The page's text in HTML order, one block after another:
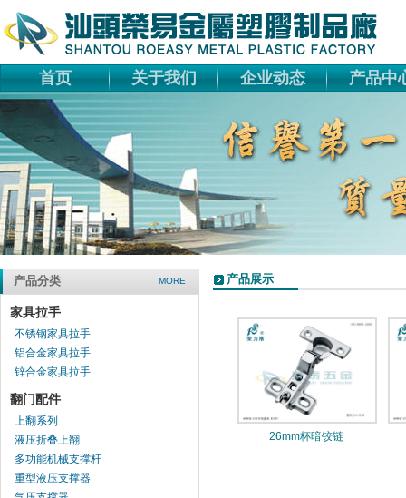
首页 关于我们 企业动态 产品中
产品分类 MORE
家具拉手
不锈钢家具拉手
铝合金家具拉手
锌合金家具拉手
翻门配件
上翻系列
液压折叠上翻
多功能机械支撑杆
重型液压支撑器
产品展示
26mm杯暗铰链